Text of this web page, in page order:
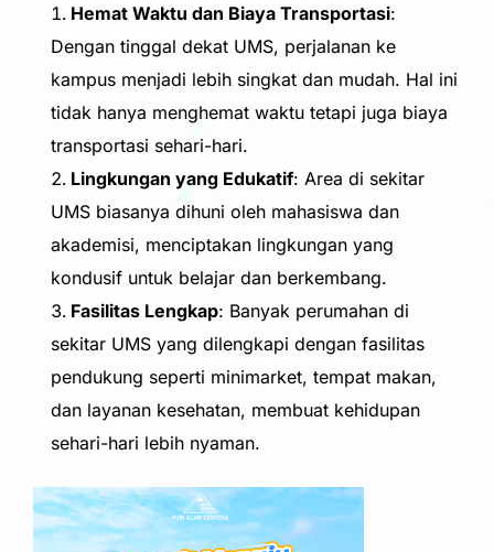
Hemat Waktu dan Biaya Transportasi:
Dengan tinggal dekat UMS, perjalanan ke
kampus menjadi lebih singkat dan mudah. Hal ini
tidak hanya menghemat waktu tetapi juga biaya
transportasi sehari-hari.
Lingkungan yang Edukatif: Area di sekitar
UMS biasanya dihuni oleh mahasiswa dan
akademisi, menciptakan lingkungan yang
kondusif untuk belajar dan berkembang.
Fasilitas Lengkap: Banyak perumahan di
sekitar UMS yang dilengkapi dengan fasilitas
pendukung seperti minimarket, tempat makan,
dan layanan kesehatan, membuat kehidupan
sehari-hari lebih nyaman.